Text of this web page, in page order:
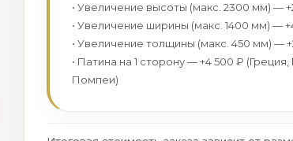
• Увеличение высоты (макс. 2300 мм) —
• Увеличение ширины (макс. 1400 мм) —
• Увеличение толщины (макс. 450 мм) —
• Патина на 1 сторону — +4 500 ₽
Помпеи)